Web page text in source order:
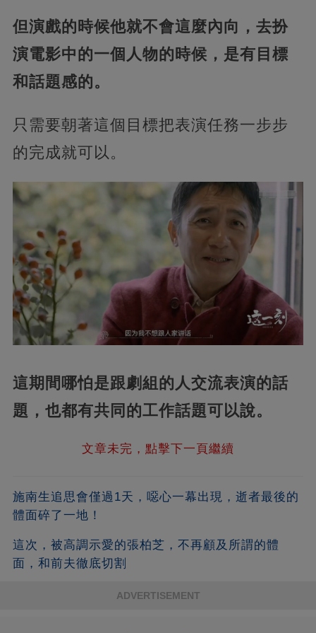
但演戲的時候他就不會這麼內向，去扮
演電影中的一個人物的時候，是有目標
和話題感的。
只需要朝著這個目標把表演任務一步步
的完成就可以。
這期間哪怕是跟劇組的人交流表演的話
題，也都有共同的工作話題可以說。
文章未完，點擊下一頁繼續
施南生追思會僅過1天，噁心一幕出現，逝者最後的
體面碎了一地！
這次，被高調示愛的張柏芝，不再顧及所謂的體
面，和前夫徹底切割
ADVERTISEMENT